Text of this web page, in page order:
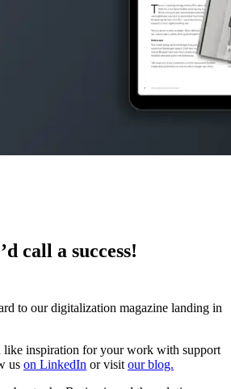
call a success!
to our digitalization magazine landing in
inspiration for your work with support
us on LinkedIn or visitour blog.